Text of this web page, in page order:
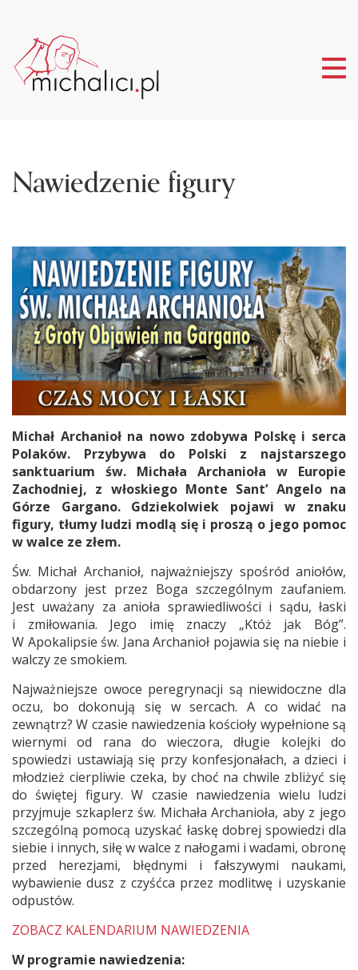
Nawiedzenie figury
Michał Archanioł na nowo zdobywa Polskę i serca
Polaków. Przybywa do Polski z najstarszego
sanktuarium św. Michała Archanioła w Europie
Zachodniej, z włoskiego Monte Sant’ Angelo na
Górze Gargano. Gdziekolwiek pojawi w znaku
figury, tłumy ludzi modlą się i proszą o jego pomoc
w walce ze złem.
Św. Michał Archanioł, najważniejszy spośród aniołów,
obdarzony jest przez Boga szczególnym zaufaniem.
Jest uważany za anioła sprawiedliwości i sądu, łaski
i zmiłowania. Jego imię znaczy „Któż jak Bóg”.
W Apokalipsie św. Jana Archanioł pojawia się na niebie i
walczy ze smokiem.
Najważniejsze owoce peregrynacji są niewidoczne dla
oczu, bo dokonują się w sercach. A co widać na
zewnątrz? W czasie nawiedzenia kościoły wypełnione są
wiernymi od rana do wieczora, długie kolejki do
spowiedzi ustawiają się przy konfesjonałach, a dzieci i
młodzież cierpliwie czeka, by choć na chwile zbliżyć się
do świętej figury. W czasie nawiedzenia wielu ludzi
przyjmuje szkaplerz św. Michała Archanioła, aby z jego
szczególną pomocą uzyskać łaskę dobrej spowiedzi dla
siebie i innych, siłę w walce z nałogami i wadami, obronę
przed herezjami, błędnymi i fałszywymi naukami,
wybawienie dusz z czyśćca przez modlitwę i uzyskanie
odpustów.
ZOBACZ KALENDARIUM NAWIEDZENIA
W programie nawiedzenia: